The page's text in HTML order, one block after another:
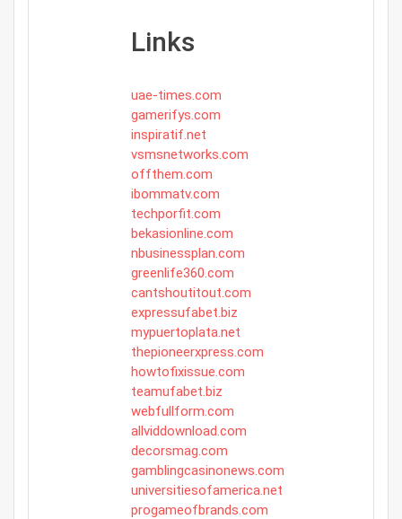
Links
uae-times.com
gamerifys.com
inspiratif.net
vsmsnetworks.com
offthem.com
ibommatv.com
techporfit.com
bekasionline.com
nbusinessplan.com
greenlife360.com
cantshoutitout.com
expressufabet.biz
mypuertoplata.net
thepioneerxpress.com
howtofixissue.com
teamufabet.biz
webfullform.com
allviddownload.com
decorsmag.com
gamblingcasinonews.com
universitiesofamerica.net
progameofbrands.com